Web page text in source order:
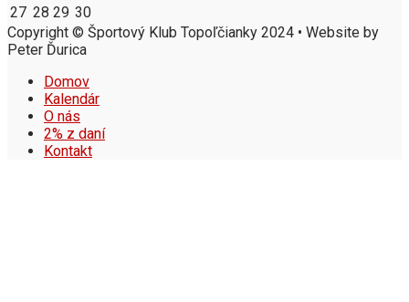
27 28 29 30
Copyright © Športový Klub Topoľčianky 2024 • Website by
Peter Ďurica
Domov
Kalendár
O nás
2% z daní
Kontakt